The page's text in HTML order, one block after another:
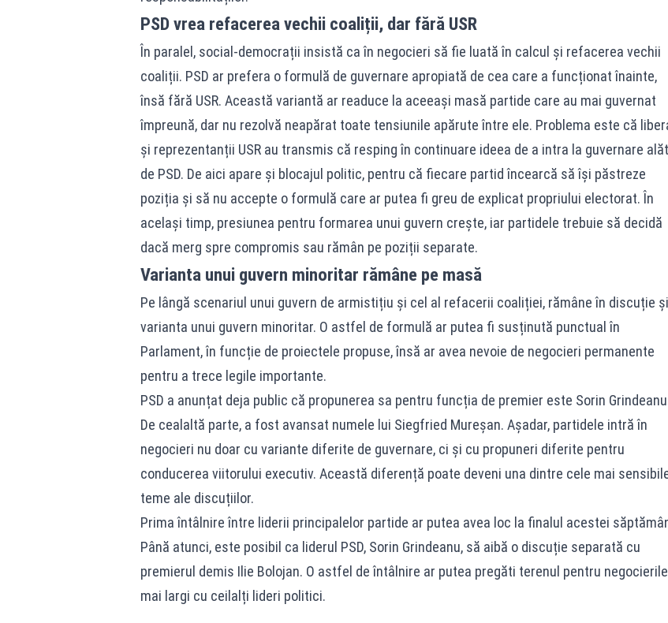
PSD vrea refacerea vechii coaliții, dar fără USR
În paralel, social-democrații insistă ca în negocieri să fie luată în calcul și refacerea vechii
coaliții. PSD ar prefera o formulă de guvernare apropiată de cea care a funcționat înainte,
însă fără USR. Această variantă ar readuce la aceeași masă partide care au mai guvernat
împreună, dar nu rezolvă neapărat toate tensiunile apărute între ele. Problema este că
și reprezentanții USR au transmis că resping în continuare ideea de a intra la guvernare
de PSD. De aici apare și blocajul politic, pentru că fiecare partid încearcă să își păstreze
poziția și să nu accepte o formulă care ar putea fi greu de explicat propriului electorat. În
același timp, presiunea pentru formarea unui guvern crește, iar partidele trebuie să decidă
dacă merg spre compromis sau rămân pe poziții separate.
Varianta unui guvern minoritar rămâne pe masă
Pe lângă scenariul unui guvern de armistițiu și cel al refacerii coaliției, rămâne în discuție și
varianta unui guvern minoritar. O astfel de formulă ar putea fi susținută punctual în
Parlament, în funcție de proiectele propuse, însă ar avea nevoie de negocieri permanente
pentru a trece legile importante.
PSD a anunțat deja public că propunerea sa pentru funcția de premier este Sorin
De cealaltă parte, a fost avansat numele lui Siegfried Mureșan. Așadar, partidele intră în
negocieri nu doar cu variante diferite de guvernare, ci și cu propuneri diferite pentru
conducerea viitorului executiv. Această diferență poate deveni una dintre cele mai
teme ale discuțiilor.
Prima întâlnire între liderii principalelor partide ar putea avea loc la finalul acestei
Până atunci, este posibil ca liderul PSD, Sorin Grindeanu, să aibă o discuție separată cu
premierul demis Ilie Bolojan. O astfel de întâlnire ar putea pregăti terenul pentru negocierile
mai largi cu ceilalți lideri politici.